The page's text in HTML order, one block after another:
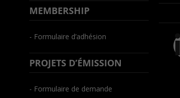
MEMBERSHIP
- Formulaire d’adhésion
PROJETS D’ÉMISSION
- Formulaire de demande